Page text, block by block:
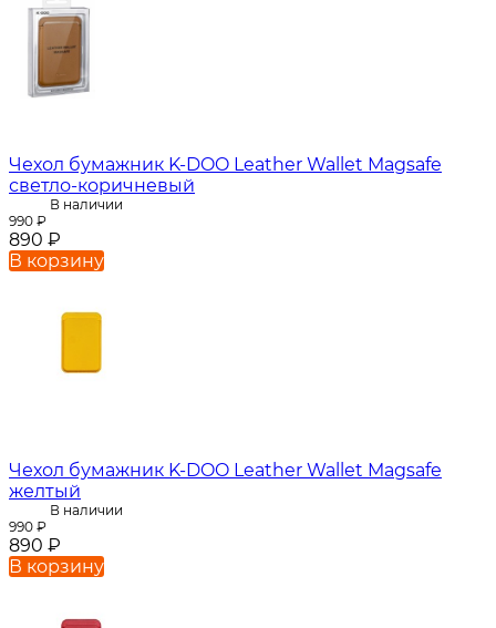
Чехол бумажник K-DOO Leather Wallet Magsafe
светло-коричневый
В наличии
990 ₽
890 ₽
В корзину
Чехол бумажник K-DOO Leather Wallet Magsafe
желтый
В наличии
990 ₽
890 ₽
В корзину